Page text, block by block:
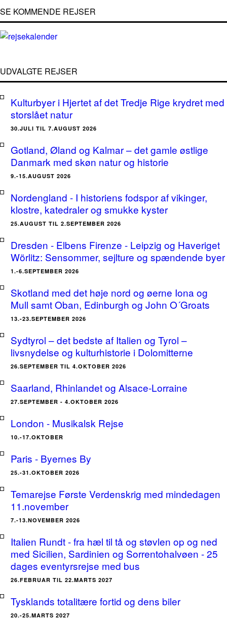
SE KOMMENDE REJSER
UDVALGTE REJSER
Kulturbyer i Hjertet af det Tredje Rige krydret med
storslået natur
30.JULI TIL 7.AUGUST 2026
Gotland, Øland og Kalmar – det gamle østlige
Danmark med skøn natur og historie
9.-15.AUGUST 2026
Nordengland - I historiens fodspor af vikinger,
klostre, katedraler og smukke kyster
25.AUGUST TIL 2.SEPTEMBER 2026
Dresden - Elbens Firenze - Leipzig og Haveriget
Wörlitz: Sensommer, sejlture og spændende byer
1.-6.SEPTEMBER 2026
Skotland med det høje nord og øerne Iona og
Mull samt Oban, Edinburgh og John O´Groats
13.-23.SEPTEMBER 2026
Sydtyrol – det bedste af Italien og Tyrol –
livsnydelse og kulturhistorie i Dolomitterne
26.SEPTEMBER TIL 4.OKTOBER 2026
Saarland, Rhinlandet og Alsace-Lorraine
27.SEPTEMBER - 4.OKTOBER 2026
London - Musikalsk Rejse
10.-17.OKTOBER
Paris - Byernes By
25.-31.OKTOBER 2026
Temarejse Første Verdenskrig med mindedagen
11.november
7.-13.NOVEMBER 2026
Italien Rundt - fra hæl til tå og støvlen op og ned
med Sicilien, Sardinien og Sorrentohalvøen - 25
dages eventyrsrejse med bus
26.FEBRUAR TIL 22.MARTS 2027
Tysklands totalitære fortid og dens biler
20.-25.MARTS 2027